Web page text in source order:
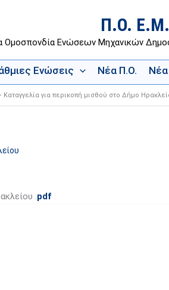
Π.Ο.
Ομοσπονδία Ενώσεων Μηχανικών
Ενώσεις Νέα Π.Ο. Νέα
Καταγγελία για περικοπή μισθού στο Δήμο
.pdf